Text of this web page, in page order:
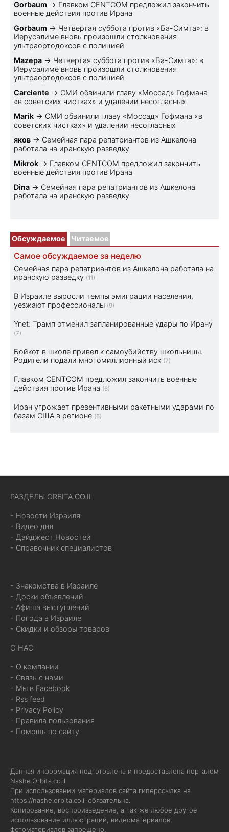
Gorbaum → Главком CENTCOM предложил закончить
военные действия против Ирана
Gorbaum → Четвертая суббота против «Ба-Симта»: в
Иерусалиме вновь произошли столкновения
ультраортодоксов с полицией
Mazepa → Четвертая суббота против «Ба-Симта»: в
Иерусалиме вновь произошли столкновения
ультраортодоксов с полицией
Carciente → СМИ обвинили главу «Моссад» Гофмана
«в советских чистках» и удалении несогласных
Marik → СМИ обвинили главу «Моссад» Гофмана «в
советских чистках» и удалении несогласных
яков → Семейная пара репатриантов из Ашкелона
работала на иранскую разведку
Mikrok → Главком CENTCOM предложил закончить
военные действия против Ирана
Dina → Семейная пара репатриантов из Ашкелона
работала на иранскую разведку
Обсуждаемое Читаемое
Самое обсуждаемое за неделю
Семейная пара репатриантов из Ашкелона работала на
иранскую разведку (11)
В Израиле выросли темпы эмиграции населения,
уезжают профессионалы (9)
Ynet: Трамп отменил запланированные удары по Ирану
(7)
Бойкот в школе привел к самоубийству школьницы.
Родители подали многомиллионный иск (7)
Главком CENTCOM предложил закончить военные
действия против Ирана (6)
Иран угрожает превентивными ракетными ударами по
базам США в регионе (6)
РАЗДЕЛЫ ORBITA.CO.IL
- Новости Израиля
- Видео дня
- Дайджест Новостей
- Справочник специалистов
- Знакомства в Израиле
- Доски объявлений
- Афиша выступлений
- Погода в Израиле
- Скидки и обзоры товаров
О НАС
- О компании
- Связь с нами
- Мы в Facebook
- Rss feed
- Privacy Policy
- Правила пользования
- Помощь по сайту
Данная информация подготовлена и предоставлена порталом
Nashe.Orbita.co.il
При использовании материалов сайта гиперссылка на
https://nashe.orbita.co.il обязательна.
Копирование, воспроизведение, а так же любое другое
использование иллюстраций, видеоматериалов,
фотоматериалов запрещено.